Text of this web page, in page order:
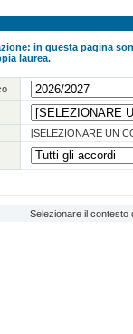
in questa pagina
laurea.
[SELEZIONARE UN
Selezionare il